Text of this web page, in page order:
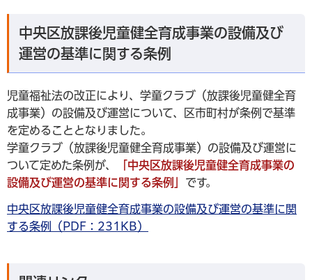
中央区放課後児童健全育成事業の設備及び
運営の基準に関する条例
児童福祉法の改正により、学童クラブ（放課後児童健全育
成事業）の設備及び運営について、区市町村が条例で基準
を定めることとなりました。
学童クラブ（放課後児童健全育成事業）の設備及び運営に
ついて定めた条例が、
「中央区放課後児童健全育成事業の
設備及び運営の基準に関する条例」 です。
中央区放課後児童健全育成事業の設備及び運営の基準に関
する条例（PDF：231KB）